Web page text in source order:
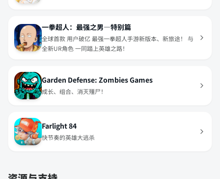
一拳超人：最强之男—特别篇
全球首款 用户破亿 最强一拳超人手游新版本、新旅途！ 与
全新UR角色 一同踏上英雄之路！
Garden Defense: Zombies Games
成长、组合、消灭殭尸！
Farlight 84
快节奏的英雄大逃杀